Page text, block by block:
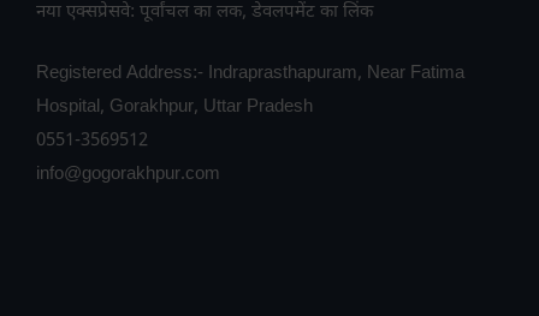
नया एक्सप्रेसवे: पूर्वांचल का लक, डेवलपमेंट का लिंक
Registered Address:- Indraprasthapuram, Near Fatima
Hospital, Gorakhpur, Uttar Pradesh
0551-3569512
info@gogorakhpur.com